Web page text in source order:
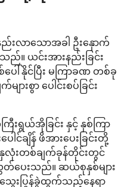
းလာသောအခါ ဦးနှောက်
သည်။ ယင်းအားနည်းခြင်း
ပေါ်နိုင်ပြီး မကြာခဏ တစ်ခု
းစွာ ပေါင်းစပ်ခြင်း
ြီးရွယ်အိုခြင်း နှင့် နှစ်ကြာ
ါင်ချိန် ဖိအားပေးခြင်းတို့
နှလုံးတစ်ချက်ခုန်တိုင်းတွင်
တ်ပေးသည်။ ဆယ်စုနှစ်များ
သွေးပြွန်ခွဲထွက်သည့်နေရာ